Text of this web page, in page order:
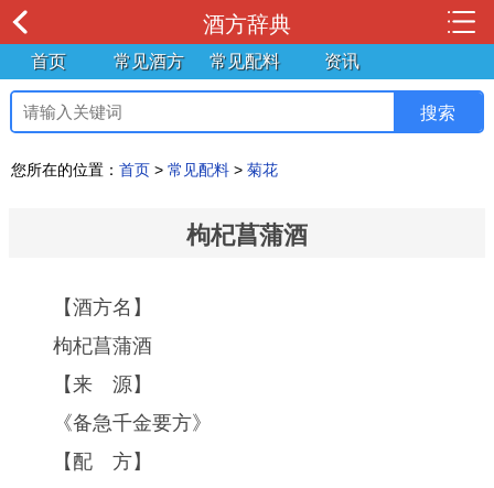
酒方辞典
首页 常见酒方 常见配料 资讯
您所在的位置： 首页 > 常见配料 > 菊花
枸杞菖蒲酒
【酒方名】
枸杞菖蒲酒
【来 源】
《备急千金要方》
【配 方】